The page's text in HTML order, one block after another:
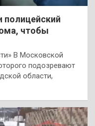
полицейский
чтобы
В Московской
подозревают
области,